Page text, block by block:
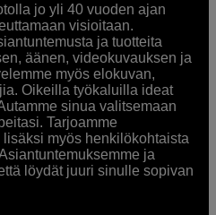
jo yli 40 vuoden ajan
visioitaan.
ja tuotteita
äänen, videokuvauksen ja
myös elokuvan,
Oikeilla työkaluilla ideat
sinua valitsemaan
Tarjoamme
myös henkilökohtaista
ja
löydät juuri sinulle sopivan